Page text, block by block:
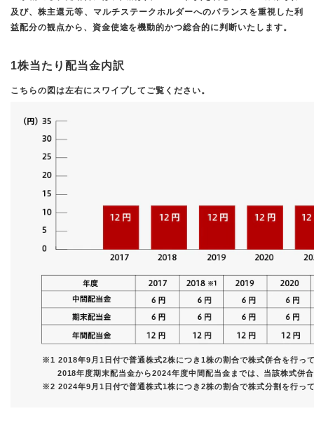
及び、株主還元等、マルチステークホルダーへのバランスを重視した利
益配分の観点から、資金使途を機動的かつ総合的に判断いたします。
1株当たり配当金内訳
こちらの図は左右にスワイプしてご覧ください。
※1 2018年9月1日付で普通株式2株につき1株の割合で株式併合を行っ
2018年度期末配当金から2024年度中間配当金までは、当該株式併
※2 2024年9月1日付で普通株式1株につき2株の割合で株式分割を行っ